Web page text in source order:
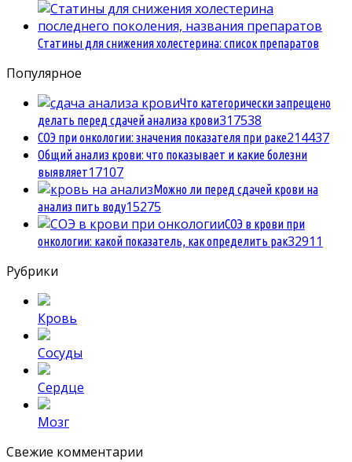
Статины для снижения холестерина: список препаратов
Популярное
Что категорически запрещено
делать перед сдачей анализа крови317538
СОЭ при онкологии: значения показателя при раке214437
Общий анализ крови: что показывает и какие болезни
выявляет17107
Можно ли перед сдачей крови на
анализ пить воду15275
СОЭ в крови при
онкологии: какой показатель, как определить рак32911
Рубрики
Кровь
Сосуды
Сердце
Мозг
Свежие комментарии